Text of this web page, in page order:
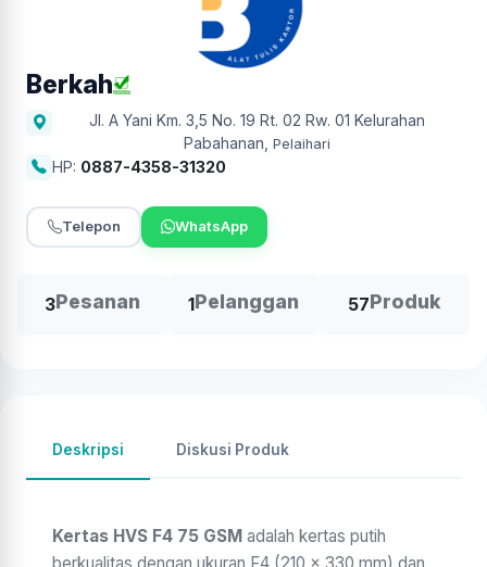
Berkah
Jl. A Yani Km. 3,5 No. 19 Rt. 02 Rw. 01 Kelurahan
Pabahanan Pelaihari
HP: 0887-4358-31320
Telepon WhatsApp
3Pesanan 1Pelanggan 57Produk
Deskripsi Diskusi Produk
Kertas HVS F4 75 GSM adalah kertas putih
berkualitas dengan ukuran F4 (210 x 330 mm) dan